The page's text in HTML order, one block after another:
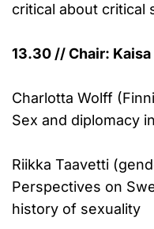
critical about critical
13.30 // Chair: Kaisa
Charlotta Wolff
Sex and diplomacy
Riikka Taavetti
Perspectives on
history of sexuality